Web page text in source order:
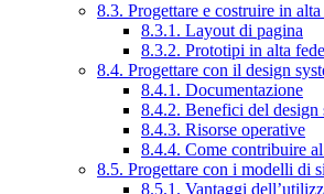
8.3. Progettare e costruire in alta
8.3.1. Layout di pagina
8.3.2. Prototipi in alta
8.4. Progettare con il design
8.4.1. Documentazione
8.4.2. Benefici del design
8.4.3. Risorse operative
8.4.4. Come contribuire
8.5. Progettare con i modelli di
8.5.1. Vantaggi